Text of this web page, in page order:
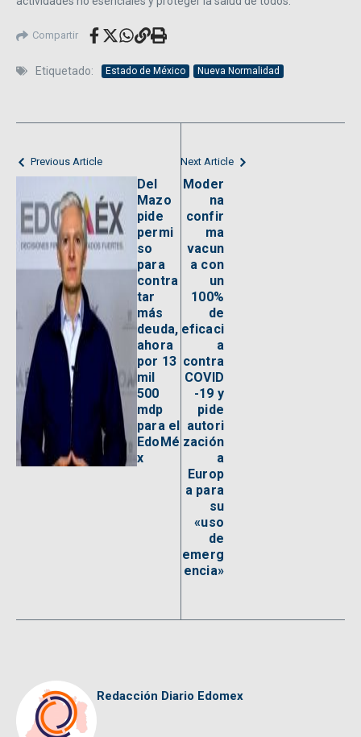
Compartir
Etiquetado: Estado de México Nueva Normalidad
Previous Article
Del
Mazo
pide
permi
so
para
contra
tar
más
deuda,
ahora
por 13
mil
500
mdp
para el
EdoMé
x
Next Article
Moder
na
confir
ma
vacun
a con
un
100%
de
eficaci
a
contra
COVID
-19 y
pide
autori
zación
a
Europ
a para
su
«uso
de
emerg
encia»
Redacción Diario Edomex